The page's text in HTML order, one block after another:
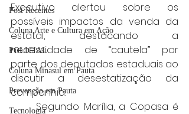
Post Recentes
Coluna Arte e Cultura em Ação
POLICIAL
Coluna Minasul em Pauta
Prevenção em Pauta
Tecnologia
Executivo alertou sobre os
possíveis impactos da venda da
estatal, destacando a
necessidade de “cautela” por
parte dos deputados estaduais ao
discutir a desestatização da
companhia.
	Segundo Marília, a Copasa é